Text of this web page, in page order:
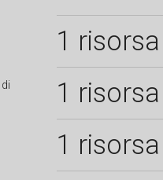
1 risorsa
di 1 risorsa
1 risorsa